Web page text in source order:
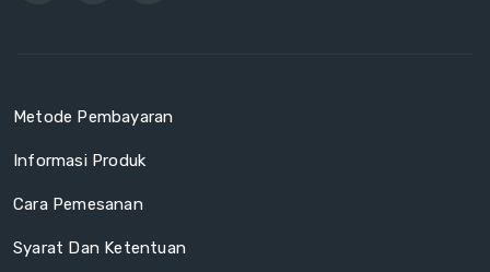
Metode Pembayaran
Informasi Produk
Cara Pemesanan
Syarat Dan Ketentuan